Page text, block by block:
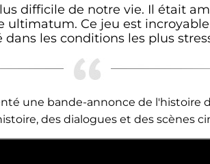
difficile de notre vie. Il était
ultimatum. Ce jeu est
dans les conditions les plus
une bande-annonce de l'histoire
des dialogues et des scènes